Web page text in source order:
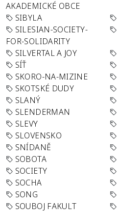
AKADEMICKÉ OBCE
SIBYLA
SILESIAN-SOCIETY-
FOR-SOLIDARITY
SILVERTAL A JOY
SÍŤ
SKORO-NA-MIZINE
SKOTSKÉ DUDY
SLANÝ
SLENDERMAN
SLEVY
SLOVENSKO
SNÍDANĚ
SOBOTA
SOCIETY
SOCHA
SONG
SOUBOJ FAKULT